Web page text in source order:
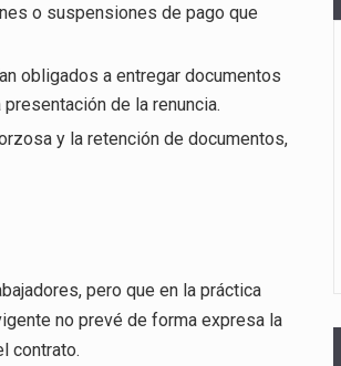
o suspensiones de pago que
obligados a entregar documentos
de la renuncia.
y la retención de documentos,
pero que en la práctica
no prevé de forma expresa la
contrato.